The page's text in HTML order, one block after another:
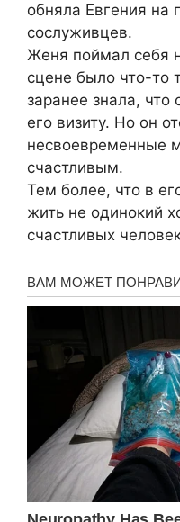
обняла Евгения на
сослуживцев.
Женя поймал себя
сцене было что-то
заранее знала, что
его визиту. Но он
несвоевременные
счастливым.
Тем более, что в
жить не одинокий
счастливых